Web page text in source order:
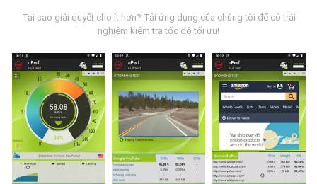
Những dữ liệu này đến từ đâu?
bởi người dùng ứng dụng nPerf. Đây là những thử
nghiệm được tiến hành trong điều kiện thực tế, trực
tiếp trong lĩnh vực này. Nếu bạn cũng muốn tham gia,
tất cả những gì bạn phải làm là tải xuống ứng dụng
nPerf trên điện thoại thông minh của bạn.Càng có
nhiều dữ liệu, bản đồ sẽ càng toàn diện!
Tại sao giải quyết cho ít hơn? Tải ứng dụng của chúng tôi để có trải
nghiệm kiểm tra tốc độ tối ưu!